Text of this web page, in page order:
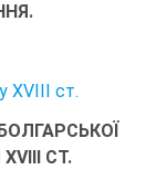
XVIII ст.
СТ.